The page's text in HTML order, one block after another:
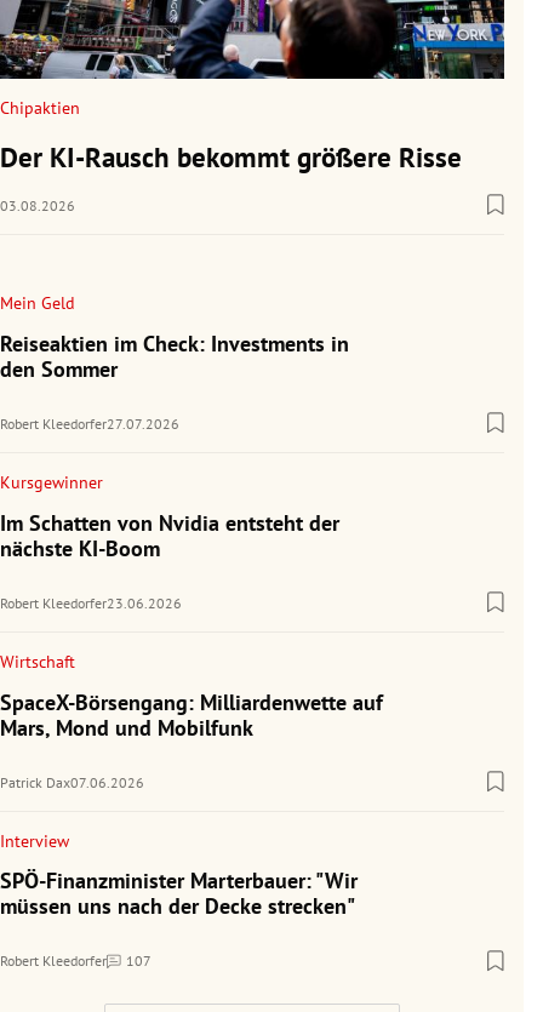
Chipaktien
Der KI-Rausch bekommt größere Risse
03.08.2026
Mein Geld
Reiseaktien im Check: Investments in
den Sommer
Robert Kleedorfer27.07.2026
Kursgewinner
Im Schatten von Nvidia entsteht der
nächste KI-Boom
Robert Kleedorfer23.06.2026
Wirtschaft
SpaceX-Börsengang: Milliardenwette auf
Mars, Mond und Mobilfunk
Patrick Dax07.06.2026
Interview
SPÖ-Finanzminister Marterbauer: "Wir
müssen uns nach der Decke strecken"
Robert Kleedorfer 107
Kommentare